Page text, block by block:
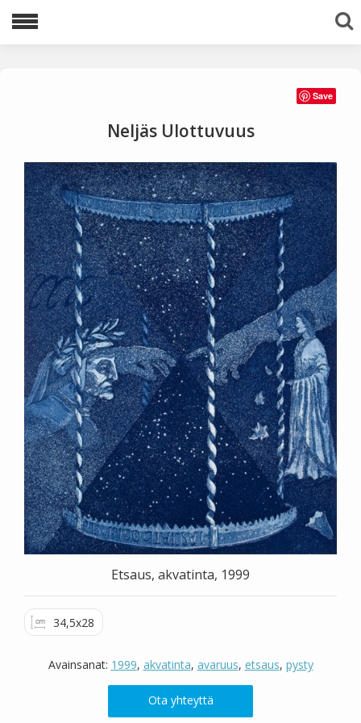
2006 2007 2008 2009 2010
2011 2012 2013 2016 2020
2021 akvatinta Ariadnen lanka avaruus
egyptit etsaus kuivaneula mezzotinto
pysty tuolit vaaka viestejä
Valitse väri
Hae sivustolta
Save
Neljäs Ulottuvuus
Etsaus, akvatinta, 1999
34,5x28
Avainsanat: 1999, akvatinta, avaruus, etsaus, pysty
Ota yhteyttä